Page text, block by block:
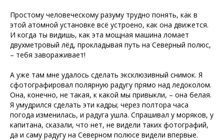
Простому человеческому разуму трудно понять, как в
этой атомной установке всё устроено, как она движется.
И когда ты видишь, как эта мощная машина ломает
двухметровый лёд, прокладывая путь на Северный полюс,
– тебя завораживает!
А уже там мне удалось сделать эксклюзивный снимок. Я
сфотографировал полярную радугу прямо над ледоколом.
Она, конечно, не такая, к какой мы привыкли, – она белая.
Я умудрился сделать эти кадры; через полтора часа
погода изменилась, и радуга ушла. Спрашивал у моряков, у
капитана, сказали, что нет, не видели таких фотографий,
да и саму радугу на Северном полюсе видели впервые.